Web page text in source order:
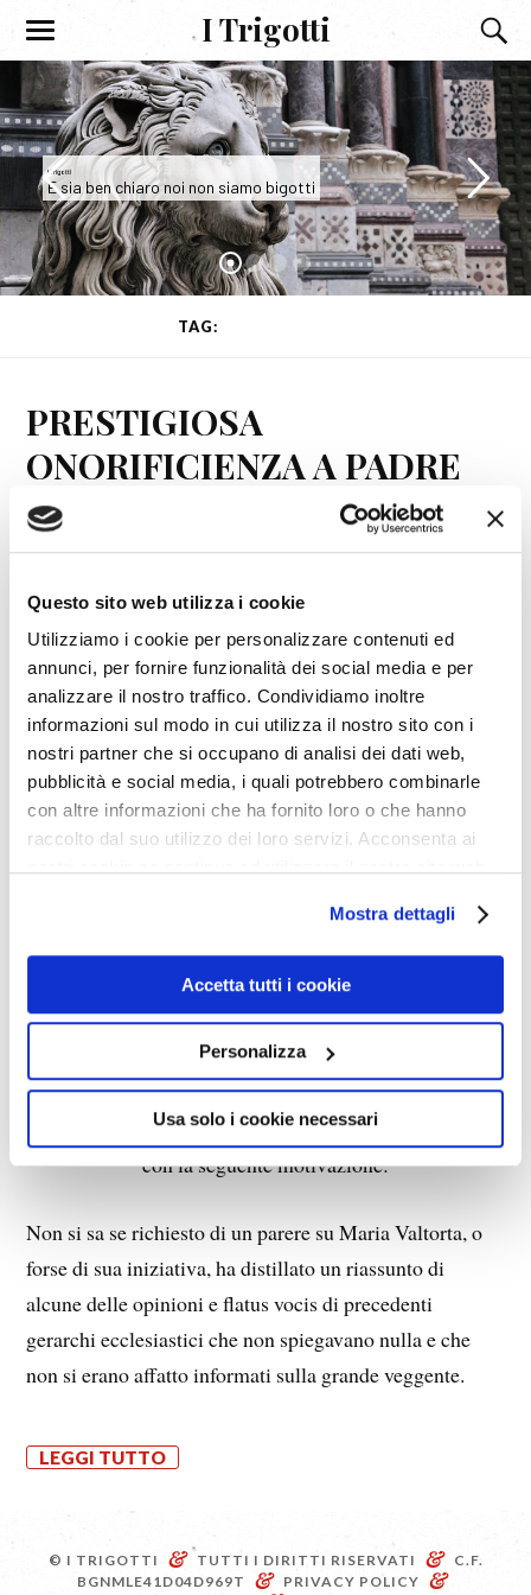
Questo sito web utilizza i cookie
Utilizziamo i cookie per personalizzare contenuti ed
annunci, per fornire funzionalità dei social media e per
analizzare il nostro traffico. Condividiamo inoltre
informazioni sul modo in cui utilizza il nostro sito con i
nostri partner che si occupano di analisi dei dati web,
pubblicità e social media, i quali potrebbero combinarle
con altre informazioni che ha fornito loro o che hanno
raccolto dal suo utilizzo dei loro servizi. Acconsenta ai
Mostra dettagli
Accetta tutti i cookie
Personalizza
Usa solo i cookie necessari
I Trigotti
I Trigotti
E sia ben chiaro noi non siamo bigotti
TAG:
PRESTIGIOSA
ONORIFICIENZA A PADRE
SERAFINO LANZETTA
Dopo attenta valutazione, la commissione composta 1)
dal mio barbiere, 2) dall’aiuto barbiere esperto in
psicopatologia, e 3) dallo yeti, ha unanimemente
ritenuto degno della Medaglia Gramaglia
Padre Serafino Lanzetta
con la seguente motivazione:
Non si sa se richiesto di un parere su Maria Valtorta, o
forse di sua iniziativa, ha distillato un riassunto di
alcune delle opinioni e flatus vocis di precedenti
gerarchi ecclesiastici che non spiegavano nulla e che
non si erano affatto informati sulla grande veggente.
LEGGI TUTTO
© I TRIGOTTI & TUTTI I DIRITTI RISERVATI &
C.F.
BGNMLE41D04D969T
& PRIVACY POLICY &